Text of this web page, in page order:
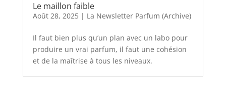
Le maillon faible
Août 28, 2025| La Newsletter Parfum (Archive)
Il faut bien plus qu’un plan avec un labo pour
produire un vrai parfum, il faut une cohésion
et de la maîtrise à tous les niveaux.